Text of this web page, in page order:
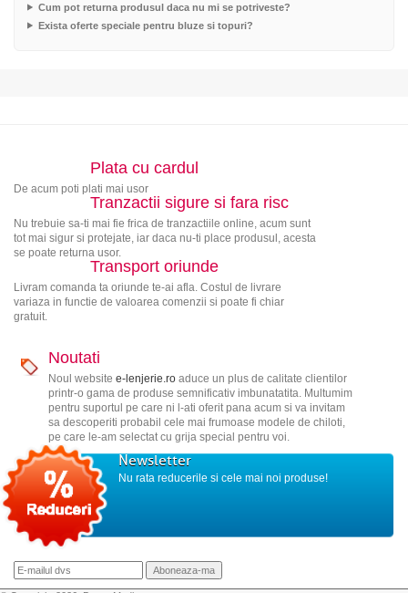
Cum pot returna produsul daca nu mi se potriveste?
Exista oferte speciale pentru bluze si topuri?
Plata cu cardul
De acum poti plati mai usor
Tranzactii sigure si fara risc
Nu trebuie sa-ti mai fie frica de tranzactiile online, acum sunt
tot mai sigur si protejate, iar daca nu-ti place produsul, acesta
se poate returna usor.
Transport oriunde
Livram comanda ta oriunde te-ai afla. Costul de livrare
variaza in functie de valoarea comenzii si poate fi chiar
gratuit.
Noutati
Noul website e-lenjerie.roaduce un plus de calitate clientilor
printr-o gama de produse semnificativ imbunatatita. Multumim
pentru suportul pe care ni l-ati oferit pana acum si va invitam
sa descoperiti probabil cele mai frumoase modele de chiloti,
pe care le-am selectat cu grija special pentru voi.
Newsletter
Nu rata reducerile si cele mai noi produse!